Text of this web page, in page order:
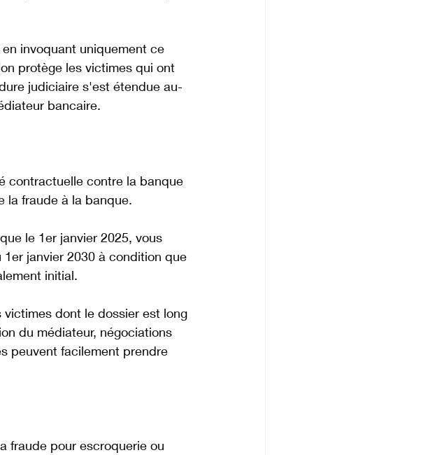
invoquant uniquement ce
protège les victimes qui ont
judiciaire s'est étendue au-
bancaire.
contractuelle contre la banque
la fraude à la banque.
le 1er janvier 2025, vous
janvier 2030 à condition que
initial.
dont le dossier est long
du médiateur, négociations
peuvent facilement prendre
fraude pour escroquerie ou